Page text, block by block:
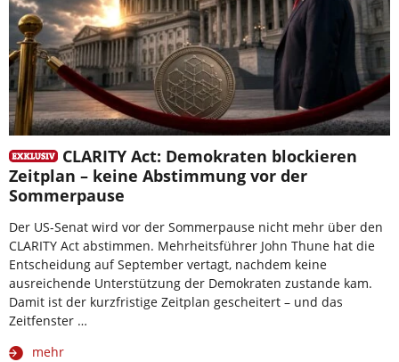
CLARITY Act: Demokraten blockieren
Zeitplan – keine Abstimmung vor der
Sommerpause
Der US-Senat wird vor der Sommerpause nicht mehr über den
CLARITY Act abstimmen. Mehrheitsführer John Thune hat die
Entscheidung auf September vertagt, nachdem keine
ausreichende Unterstützung der Demokraten zustande kam.
Damit ist der kurzfristige Zeitplan gescheitert – und das
Zeitfenster …
mehr